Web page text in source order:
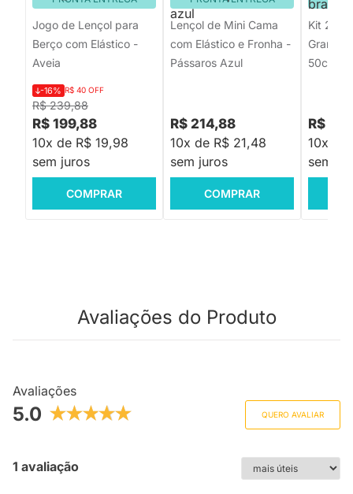
Jogo de Lençol para
Berço com Elástico -
Aveia
R$ 239,88
-16% R$ 40 OFF
R$ 199,88
10x de R$ 19,98
sem juros
COMPRAR
Lençol de Mini Cama
com Elástico e Fronha -
Pássaros Azul
R$ 214,88
10x de R$ 21,48
sem juros
COMPRAR
Kit 2
Grande
R$
10x de
sem
Avaliações do Produto
Avaliações
5.0 QUERO AVALIAR
1 avaliação